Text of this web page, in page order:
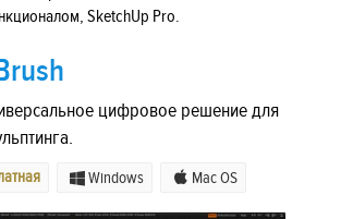
SketchUp Pro.
цифровое решение для
Windows Mac OS